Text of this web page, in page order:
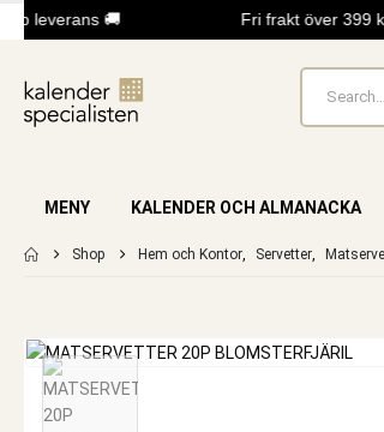
leverans 🚚 Fri frakt över 399 kr
MENY KALENDER OCH ALMANACKA
Shop Hem och Kontor, Servetter,